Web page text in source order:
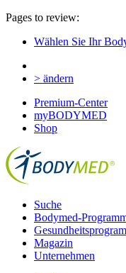
Pages to review:
Wählen Sie Ihr
> ändern
Premium-Center
myBODYMED
Shop
Suche
Bodymed-
Magazin
Unternehmen